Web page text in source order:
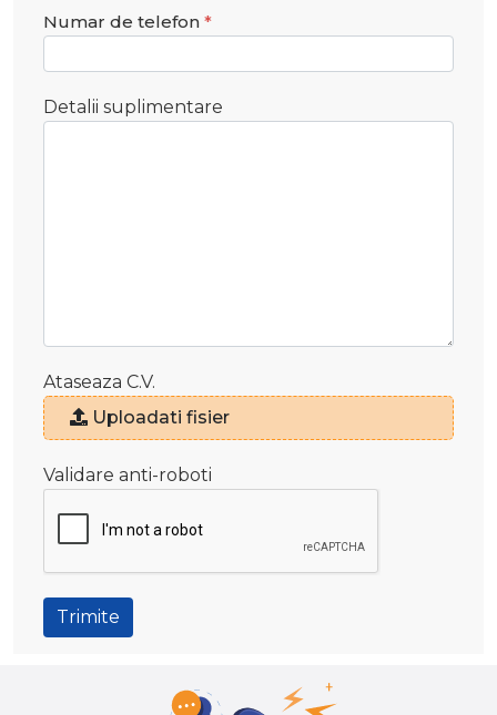
Numar de telefon
Detalii suplimentare
Ataseaza C.V.
Uploadati fisier
Validare anti-roboti
Trimite